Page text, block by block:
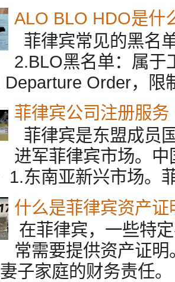
ALO BLO HDO是什
菲律宾常见的黑名
2.BLO黑名单：属于
Departure Order，限
菲律宾公司注册服务
菲律宾是东盟成员
进军菲律宾市场。
1.东南亚新兴市场。
什么是菲律宾资产证
在菲律宾，一些特
常需要提供资产证
子家庭的财务责任